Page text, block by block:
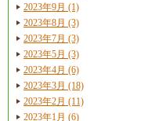
2023年9月 (1)
2023年8月 (3)
2023年7月 (3)
2023年5月 (3)
2023年4月 (6)
2023年3月 (18)
2023年2月 (11)
2023年1月 (6)